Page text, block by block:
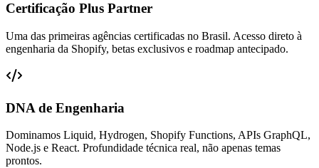
Certificação Plus Partner
Uma das primeiras agências certificadas no Brasil. Acesso direto à
engenharia da Shopify, betas exclusivos e roadmap antecipado.
DNA de Engenharia
Dominamos Liquid, Hydrogen, Shopify Functions, APIs GraphQL,
Node.js e React. Profundidade técnica real, não apenas temas
prontos.